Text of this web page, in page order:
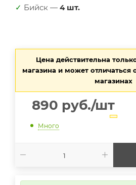
✓ Бийск — 4 шт.
Цена действительна
магазина и может отличаться
магазинах
890 руб./шт
Много